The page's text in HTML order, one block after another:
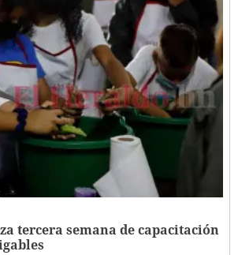
tercera semana de capacitación